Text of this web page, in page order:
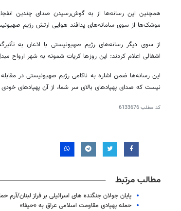
همچنین این رسانه‌ها از به گوش‌رسیدن صدای چندین
موشک‌ها از سوی سامانه‌های پدافند هوایی ارتش رژیم
از سوی دیگر رسانه‌های رژیم صهیونیستی با اذعان به
اشغالی اعلام کردند: این روزها کریات شمونه به شهر ارواح
این رسانه‌ها ضمن اشاره به ناکامی رژیم صهیونیستی در
نیست که صدای پهپادهای بالای سر شما، از آن پهپادهای خودی
کد مطلب6133676
مطالب مرتبط
پایان جولان جنگنده های اسرائیلی بر فراز لبنان/
حمله پهپادی مقاومت اسلامی عراق به «حیفا»